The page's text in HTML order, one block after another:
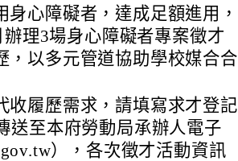
心障礙者，達成足額進用，
理3場身心障礙者專案徵才
，以多元管道協助學校媒合合
收履歷需求，請填寫求才登記
送至本府勞動局承辦人電子
），各次徵才活動資訊